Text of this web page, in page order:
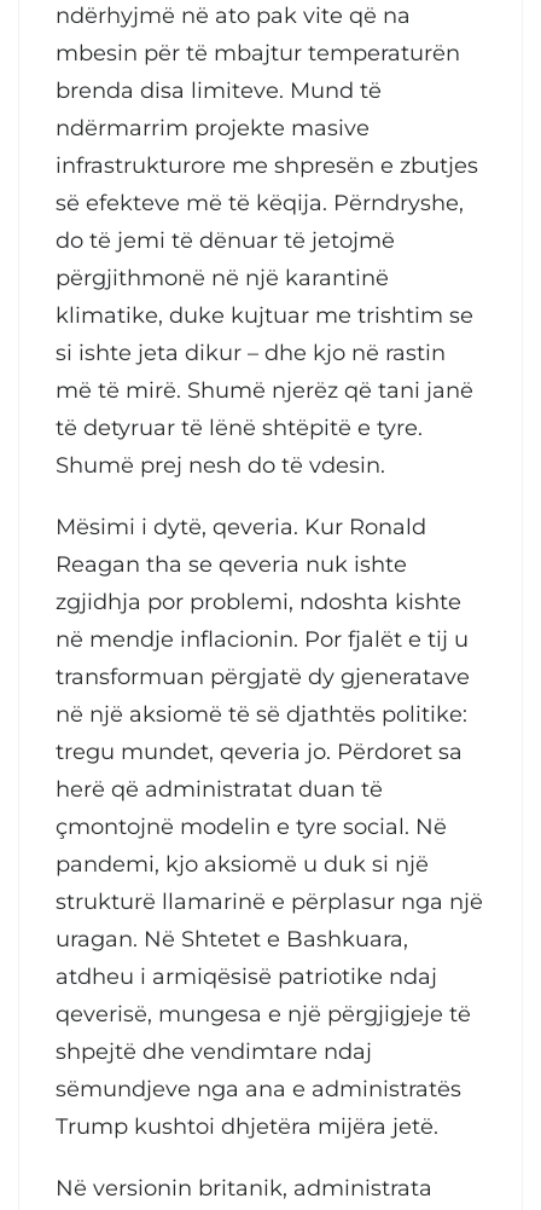
ndërhyjmë në ato pak vite që na
mbesin për të mbajtur temperaturën
brenda disa limiteve. Mund të
ndërmarrim projekte masive
infrastrukturore me shpresën e zbutjes
së efekteve më të këqija. Përndryshe,
do të jemi të dënuar të jetojmë
përgjithmonë në një karantinë
klimatike, duke kujtuar me trishtim se
si ishte jeta dikur – dhe kjo në rastin
më të mirë. Shumë njerëz që tani janë
të detyruar të lënë shtëpitë e tyre.
Shumë prej nesh do të vdesin.
Mësimi i dytë, qeveria. Kur Ronald
Reagan tha se qeveria nuk ishte
zgjidhja por problemi, ndoshta kishte
në mendje inflacionin. Por fjalët e tij u
transformuan përgjatë dy gjeneratave
në një aksiomë të së djathtës politike:
tregu mundet, qeveria jo. Përdoret sa
herë që administratat duan të
çmontojnë modelin e tyre social. Në
pandemi, kjo aksiomë u duk si një
strukturë llamarinë e përplasur nga një
uragan. Në Shtetet e Bashkuara,
atdheu i armiqësisë patriotike ndaj
qeverisë, mungesa e një përgjigjeje të
shpejtë dhe vendimtare ndaj
sëmundjeve nga ana e administratës
Trump kushtoi dhjetëra mijëra jetë.
Në versionin britanik, administrata